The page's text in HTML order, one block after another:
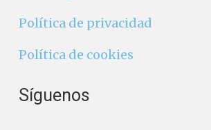
Política de privacidad
Política de cookies
Síguenos